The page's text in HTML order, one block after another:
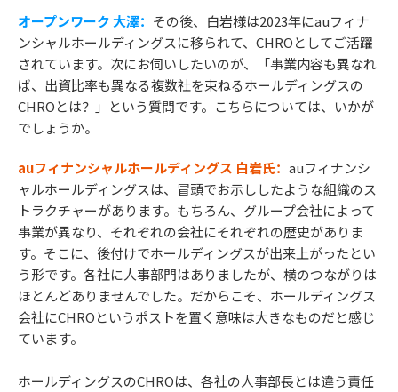
オープンワーク 大澤： その後、白岩様は2023年にauフィナ
ンシャルホールディングスに移られて、CHROとしてご活躍
されています。次にお伺いしたいのが、「事業内容も異なれ
ば、出資比率も異なる複数社を束ねるホールディングスの
CHROとは？」という質問です。こちらについては、いかが
でしょうか。
auフィナンシャルホールディングス 白岩氏： auフィナンシ
ャルホールディングスは、冒頭でお示ししたような組織のス
トラクチャーがあります。もちろん、グループ会社によって
事業が異なり、それぞれの会社にそれぞれの歴史がありま
す。そこに、後付けでホールディングスが出来上がったとい
う形です。各社に人事部門はありましたが、横のつながりは
ほとんどありませんでした。だからこそ、ホールディングス
会社にCHROというポストを置く意味は大きなものだと感じ
ています。
ホールディングスのCHROは、各社の人事部長とは違う責任